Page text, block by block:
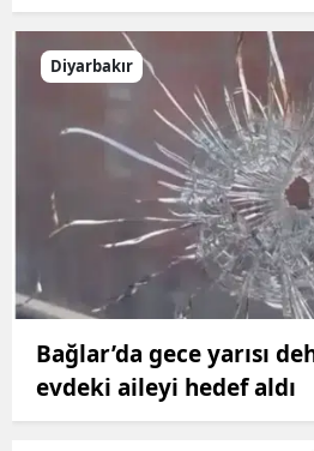
Diyarbakır
Bağlar’da gece yarısı
evdeki aileyi hedef aldı